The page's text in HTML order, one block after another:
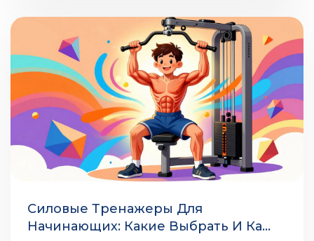
Силовые Тренажеры Для
Начинающих: Какие Выбрать И Как